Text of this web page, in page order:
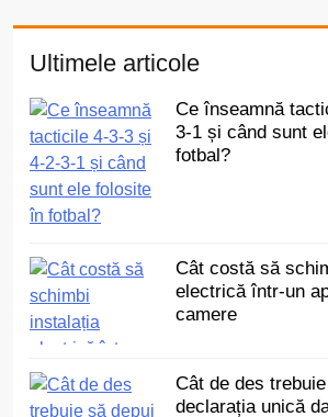
Ultimele articole
Ce înseamnă
3-1 și când sunt
fotbal?
Cât costă să
electrică într-un
camere
Cât de des
declarația unică